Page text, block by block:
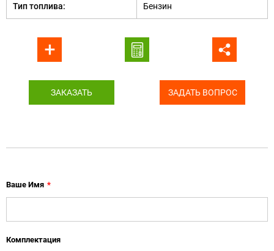
Тип топлива: Бензин
ЗАКАЗАТЬ ЗАДАТЬ ВОПРОС
Ваше Имя *
Комплектация